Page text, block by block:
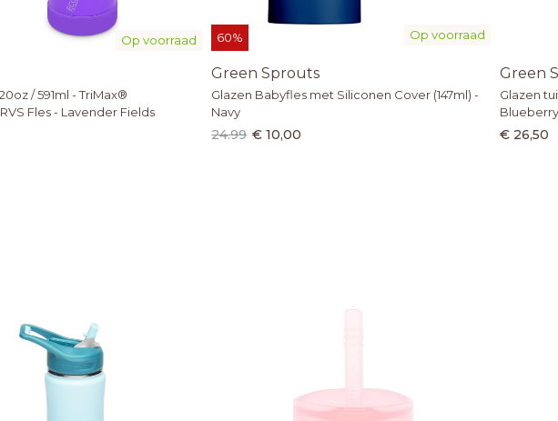
Op voorraad
/ 591ml - TriMax®
Fles - Lavender Fields
Op voorraad
60%
Green Sprouts
Glazen Babyfles met Siliconen Cover (147ml) -
Navy
24.99 € 10,00
Green
Glazen
Blueberry
€ 26,50